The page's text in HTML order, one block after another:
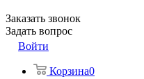
Заказать звонок
Задать вопрос
Войти
Корзина0